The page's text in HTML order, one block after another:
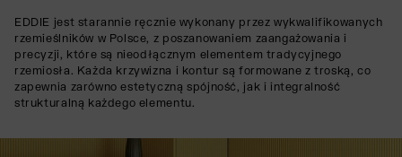
EDDIE jest starannie ręcznie wykonany przez wykwalifikowanych
rzemieślników w Polsce, z poszanowaniem zaangażowania i
precyzji, które są nieodłącznym elementem tradycyjnego
rzemiosła. Każda krzywizna i kontur są formowane z troską, co
zapewnia zarówno estetyczną spójność, jak i integralność
strukturalną każdego elementu.